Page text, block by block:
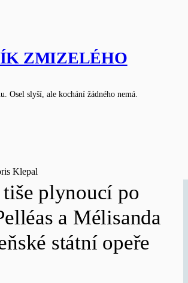
ZMIZELÉHO
Osel slyší, ale kochání žádného nemá.
Klepal
tiše plynoucí po
a Mélisanda
státní opeře